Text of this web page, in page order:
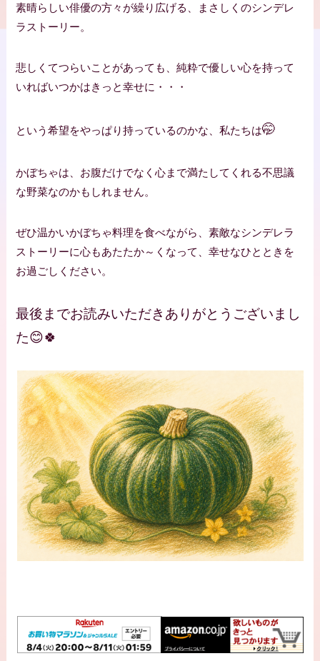
素晴らしい俳優の方々が繰り広げる、まさしくのシンデレ
ラストーリー。
悲しくてつらいことがあっても、純粋で優しい心を持って
いればいつかはきっと幸せに・・・
という希望をやっぱり持っているのかな、私たちは🤭
かぼちゃは、お腹だけでなく心まで満たしてくれる不思議
な野菜なのかもしれません。
ぜひ温かいかぼちゃ料理を食べながら、素敵なシンデレラ
ストーリーに心もあたたか～くなって、幸せなひとときを
お過ごしください。
最後までお読みいただきありがとうございまし
た😊🍀